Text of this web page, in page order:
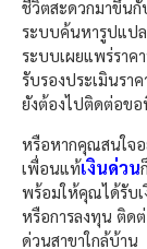
ชีวิตสะดวกมาขึ้น
ระบบค้นหารูปแป
ระบบเผยแพร่ราค
รับรองประเมินร
ยังต้องไปติดต่อข
หรือหากคุณสนใจ
เพื่อนแท้เงินด่วน
พร้อมให้คุณได้รับเ
หรือการลงทุน ติด
ด่วนสาขาใกล้บ้าน